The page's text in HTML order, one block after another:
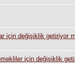
için değişiklik getiriyor
için değişiklik